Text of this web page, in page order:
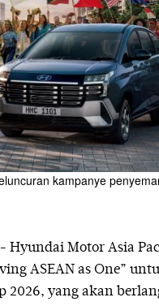
kampanye
Hyundai Motor Asia
ASEAN as One”
yang akan